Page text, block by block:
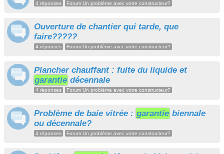
4 réponses Forum Un problème avec votre constructeur?
Ouverture de chantier qui tarde, que
faire?????
4 réponses Forum Un problème avec votre constructeur?
Plancher chauffant : fuite du liquide et
garantie décennale
4 réponses Forum Un problème avec votre constructeur?
Problème de baie vitrée : garantie biennale
ou décennale?
4 réponses Forum Un problème avec votre constructeur?